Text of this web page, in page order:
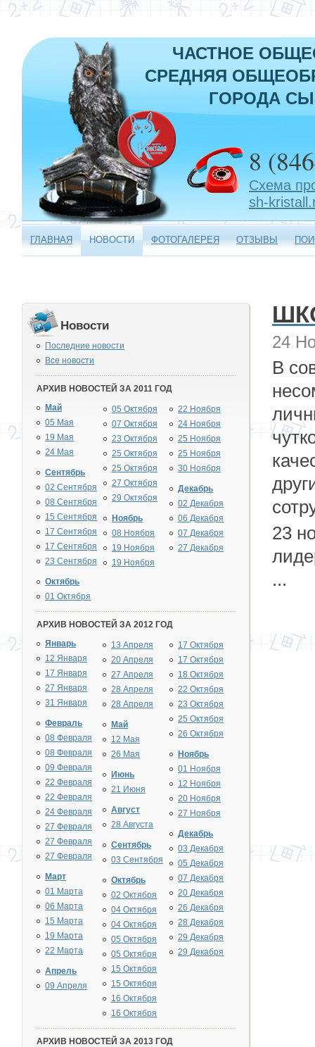
ЧАСТНОЕ
СРЕДНЯЯ
ГОРОДА
8
Схема
sh-
ГЛАВНАЯ НОВОСТИ ФОТОГАЛЕРЕЯ ОТЗЫВЫ
Новости
Последние новости
Все новости
АРХИВ НОВОСТЕЙ ЗА 2011 ГОД
Май
05 Мая
19 Мая
24 Мая
Сентябрь
02 Сентября
08 Сентября
15 Сентября
17 Сентября
17 Сентября
23 Сентября
Октябрь
01 Октября
05 Октября
07 Октября
23 Октября
25 Октября
25 Октября
27 Октября
29 Октября
Ноябрь
08 Ноября
19 Ноября
19 Ноября
22 Ноября
24 Ноября
25 Ноября
25 Ноября
30 Ноября
Декабрь
02 Декабря
06 Декабря
07 Декабря
27 Декабря
АРХИВ НОВОСТЕЙ ЗА 2012 ГОД
Январь
12 Января
17 Января
27 Января
31 Января
Февраль
08 Февраля
08 Февраля
09 Февраля
22 Февраля
22 Февраля
24 Февраля
27 Февраля
27 Февраля
27 Февраля
Март
01 Марта
06 Марта
15 Марта
19 Марта
22 Марта
Апрель
09 Апреля
13 Апреля
20 Апреля
27 Апреля
28 Апреля
28 Апреля
Май
12 Мая
26 Мая
Июнь
21 Июня
Август
28 Августа
Сентябрь
03 Сентября
Октябрь
02 Октября
04 Октября
04 Октября
05 Октября
05 Октября
15 Октября
15 Октября
16 Октября
16 Октября
17 Октября
17 Октября
18 Октября
22 Октября
23 Октября
25 Октября
26 Октября
Ноябрь
01 Ноября
12 Ноября
20 Ноября
27 Ноября
Декабрь
03 Декабря
05 Декабря
07 Декабря
20 Декабря
26 Декабря
28 Декабря
29 Декабря
29 Декабря
АРХИВ НОВОСТЕЙ ЗА 2013 ГОД
24
В
23
...